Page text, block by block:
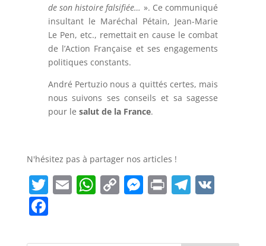
de son histoire falsifiée… ». Ce communiqué
insultant le Maréchal Pétain, Jean-Marie
Le Pen, etc., remettait en cause le combat
de l’Action Française et ses engagements
politiques constants.
André Pertuzio nous a quittés certes, mais
nous suivons ses conseils et sa sagesse
pour le salut de la France.
N'hésitez pas à partager nos articles !
T
w
itt
E W C M PrT V
F